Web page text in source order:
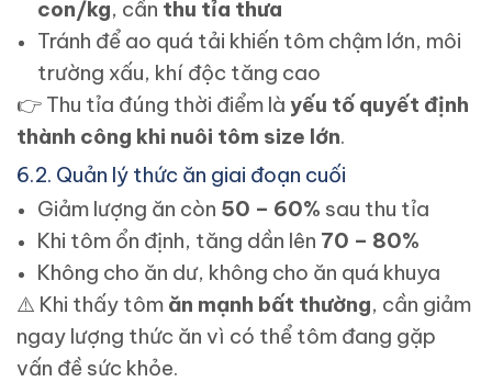
con/kg, cần thu tỉa thưa
Tránh để ao quá tải khiến tôm chậm lớn, môi
trường xấu, khí độc tăng cao
👉 Thu tỉa đúng thời điểm là yếu tố quyết định
thành công khi nuôi tôm size lớn.
6.2. Quản lý thức ăn giai đoạn cuối
Giảm lượng ăn còn 50 – 60% sau thu tỉa
Khi tôm ổn định, tăng dần lên 70 – 80%
Không cho ăn dư, không cho ăn quá khuya
⚠️ Khi thấy tôm ăn mạnh bất thường, cần giảm
ngay lượng thức ăn vì có thể tôm đang gặp
vấn đề sức khỏe.